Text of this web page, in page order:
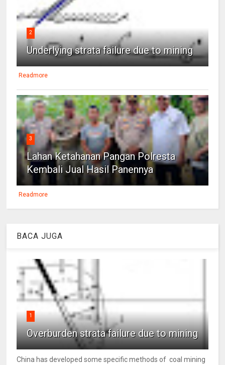
2
Underlying strata failure due to mining
Readmore
3
Lahan Ketahanan Pangan Polresta
Kembali Jual Hasil Panennya
Readmore
BACA JUGA
1
Overburden strata failure due to mining
China has developed some specific methods of coal mining